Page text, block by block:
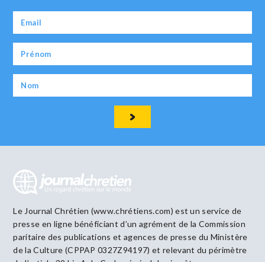
Le Journal Chrétien (www.chrétiens.com) est un service de
presse en ligne bénéficiant d’un agrément de la Commission
paritaire des publications et agences de presse du Ministère
de la Culture (CPPAP 0327Z94197) et relevant du périmètre